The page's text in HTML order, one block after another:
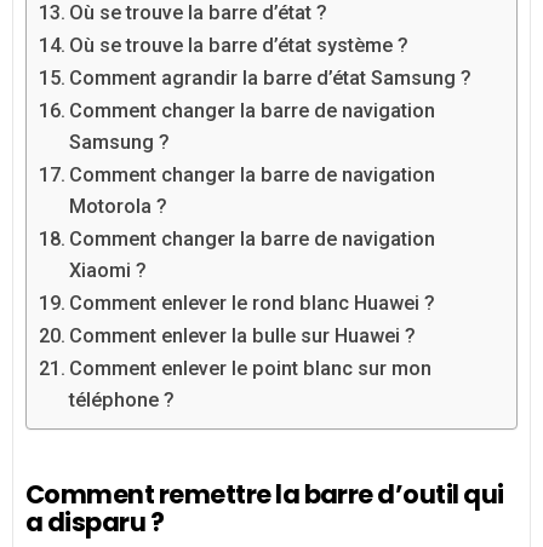
Où se trouve la barre d’état ?
Où se trouve la barre d’état système ?
Comment agrandir la barre d’état Samsung ?
Comment changer la barre de navigation
Samsung ?
Comment changer la barre de navigation
Motorola ?
Comment changer la barre de navigation
Xiaomi ?
Comment enlever le rond blanc Huawei ?
Comment enlever la bulle sur Huawei ?
Comment enlever le point blanc sur mon
téléphone ?
Comment remettre la barre d’outil qui
a disparu ?